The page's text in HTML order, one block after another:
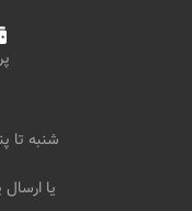
شنبه تا پنج شنبه:
یا